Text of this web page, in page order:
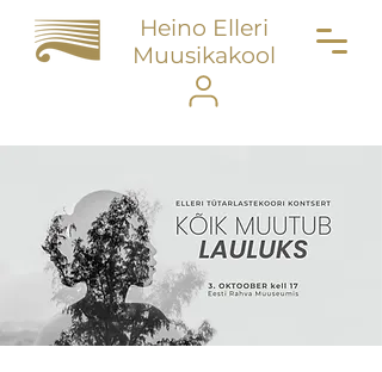
Heino Elleri
Muusikakool